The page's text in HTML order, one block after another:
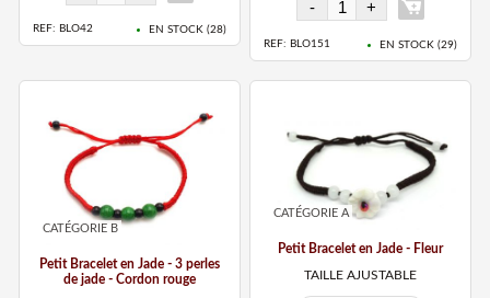
REF: BLO42 EN STOCK (28)
REF: BLO151 EN STOCK (29)
CATÉGORIE B
Petit Bracelet en Jade - 3 perles
de jade - Cordon rouge
CATÉGORIE A
Petit Bracelet en Jade - Fleur
TAILLE AJUSTABLE